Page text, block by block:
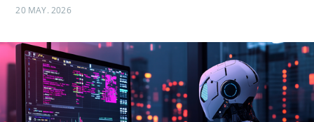
20 MAY. 2026